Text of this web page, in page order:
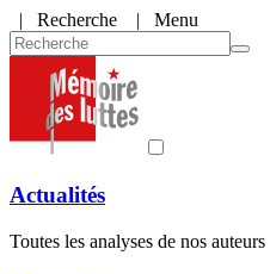
| Recherche | Menu
Actualités
Toutes les analyses de nos auteurs